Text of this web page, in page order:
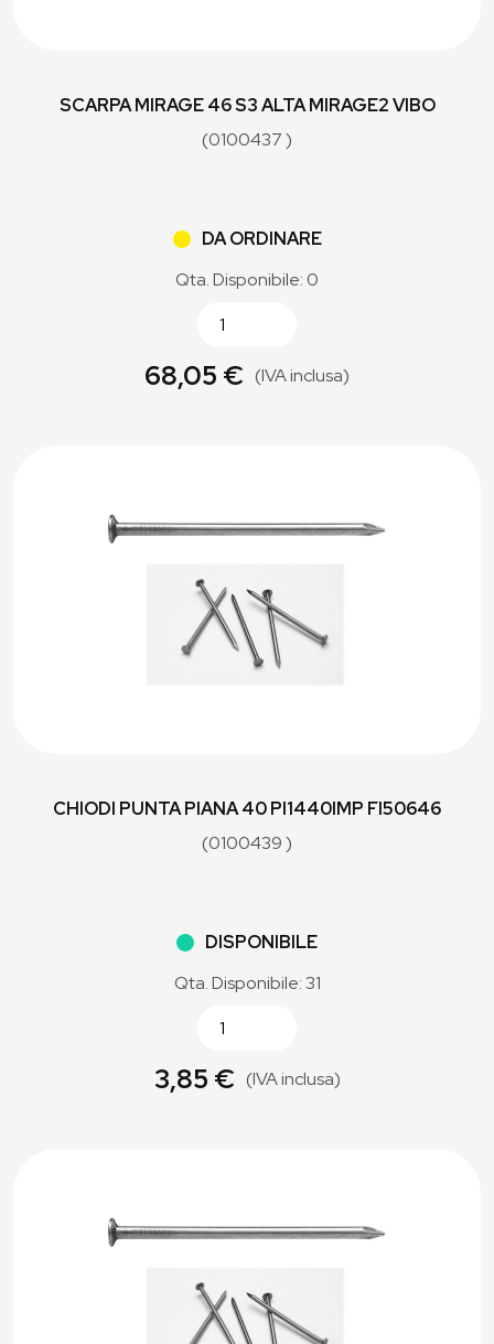
SCARPA MIRAGE 46 S3 ALTA MIRAGE2 VIBO
(0100437 )
DA ORDINARE
Qta. Disponibile: 0
68,05 € (IVA inclusa)
CHIODI PUNTA PIANA 40 PI1440IMP FI50646
(0100439 )
DISPONIBILE
Qta. Disponibile: 31
3,85 € (IVA inclusa)